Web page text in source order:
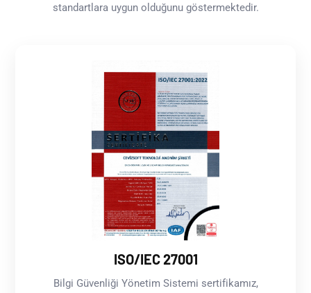
standartlara uygun olduğunu göstermektedir.
ISO/IEC 27001
Bilgi Güvenliği Yönetim Sistemi sertifikamız,